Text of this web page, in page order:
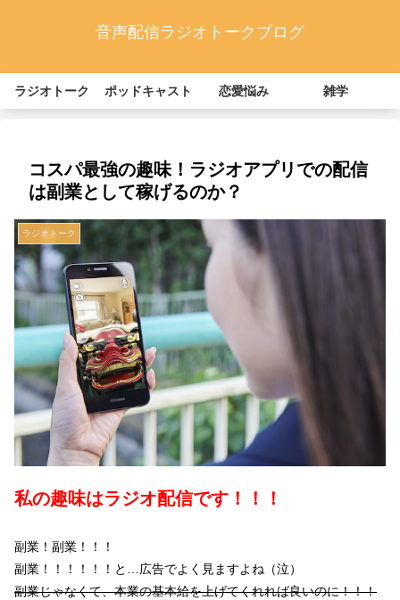
音声配信ラジオトークブログ
ラジオトーク ポッドキャスト 恋愛悩み 雑学
コスパ最強の趣味！ラジオアプリでの配信
は副業として稼げるのか？
ラジオトーク
私の趣味はラジオ配信です！！！
副業！副業！！！
副業！！！！！！と…広告でよく見ますよね（泣）
副業じゃなくて、本業の基本給を上げてくれれば良いのに！！！